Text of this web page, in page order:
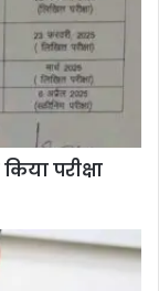
परीक्षा